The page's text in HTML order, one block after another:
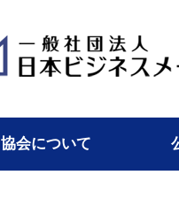
協会について